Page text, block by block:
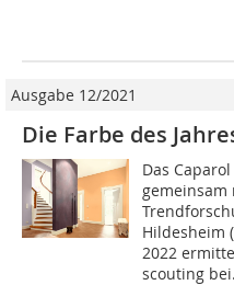
Ausgabe 12/2021
Die Farbe des
Das
Hildesheim
2022
scouting